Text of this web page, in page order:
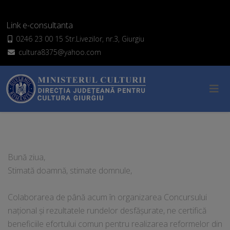
Link e-consultanta
0246 23 00 15 Str.Livezilor, nr.3, Giurgiu
cultura8375@yahoo.com
Bună ziua,
Stimată doamnă, stimate domnule,
Colaborarea de până acum în organizarea Concursului
național și rezultatele rundelor desfășurate, ne certifică
beneficiile efortului comun pentru realizarea reformelor din